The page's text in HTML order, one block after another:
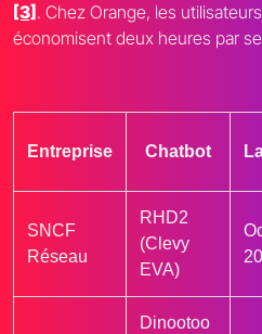
[3] . Chez Orange, les
économisent deux heures par
Entreprise Chatbot
SNCF
Réseau
RHD2
(Clevy
EVA)
Dinootoo